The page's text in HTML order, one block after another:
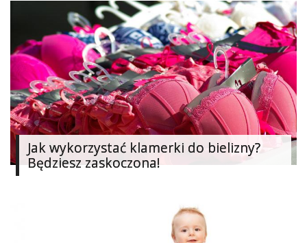
Przepisy
kulinarne
Kobiece
Wyznania
Wnętrza
Fitness
Jak wykorzystać klamerki do bielizny?
Będziesz zaskoczona!